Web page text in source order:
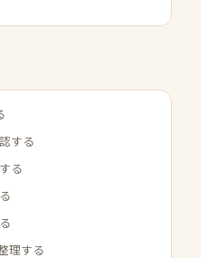
する
る
理する